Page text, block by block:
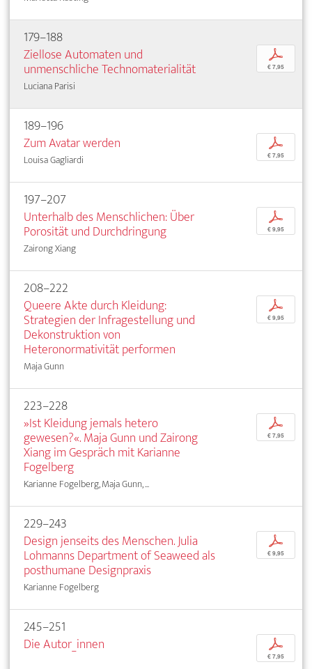
179–188
Ziellose Automaten und
unmenschliche Technomaterialität
Luciana Parisi
p
€ 7,95
189–196
Zum Avatar werden
Louisa Gagliardi
p
€ 7,95
197–207
Unterhalb des Menschlichen: Über
Porosität und Durchdringung
Zairong Xiang
p
€ 9,95
208–222
Queere Akte durch Kleidung:
Strategien der Infragestellung und
Dekonstruktion von
Heteronormativität performen
Maja Gunn
p
€ 9,95
223–228
»Ist Kleidung jemals hetero
gewesen?«. Maja Gunn und Zairong
Xiang im Gespräch mit Karianne
Fogelberg
Karianne Fogelberg, Maja Gunn, ...
p
€ 7,95
229–243
Design jenseits des Menschen. Julia
Lohmanns Department of Seaweed als
posthumane Designpraxis
Karianne Fogelberg
p
€ 9,95
245–251
Die Autor_innen
p
€ 7,95